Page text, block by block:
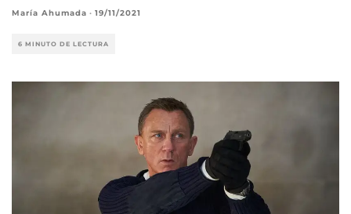
María Ahumada · 19/11/2021
6 MINUTO DE LECTURA